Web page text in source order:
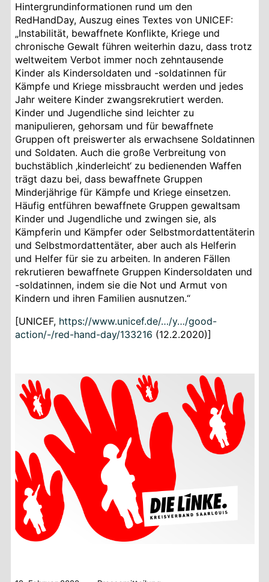
Hintergrundinformationen rund um den
RedHandDay, Auszug eines Textes von UNICEF:
„Instabilität, bewaffnete Konflikte, Kriege und
chronische Gewalt führen weiterhin dazu, dass trotz
weltweitem Verbot immer noch zehntausende
Kinder als Kindersoldaten und -soldatinnen für
Kämpfe und Kriege missbraucht werden und jedes
Jahr weitere Kinder zwangsrekrutiert werden.
Kinder und Jugendliche sind leichter zu
manipulieren, gehorsam und für bewaffnete
Gruppen oft preiswerter als erwachsene Soldatinnen
und Soldaten. Auch die große Verbreitung von
buchstäblich ‚kinderleicht‘ zu bedienenden Waffen
trägt dazu bei, dass bewaffnete Gruppen
Minderjährige für Kämpfe und Kriege einsetzen.
Häufig entführen bewaffnete Gruppen gewaltsam
Kinder und Jugendliche und zwingen sie, als
Kämpferin und Kämpfer oder Selbstmordattentäterin
und Selbstmordattentäter, aber auch als Helferin
und Helfer für sie zu arbeiten. In anderen Fällen
rekrutieren bewaffnete Gruppen Kindersoldaten und
-soldatinnen, indem sie die Not und Armut von
Kindern und ihren Familien ausnutzen.“
[UNICEF, https://www.unicef.de/…/y…/good-
action/-/red-hand-day/133216 (12.2.2020)]